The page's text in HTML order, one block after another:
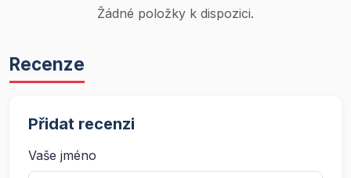
Žádné položky k dispozici.
Recenze
Přidat recenzi
Vaše jméno